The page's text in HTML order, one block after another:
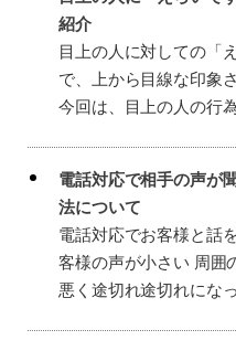
紹介
目上の人に対しての「
で、上から目線な印象
今回は、目上の人の行
電話対応で相手の声が
法について
電話対応でお客様と話
客様の声が小さい 周囲
悪く途切れ途切れにな